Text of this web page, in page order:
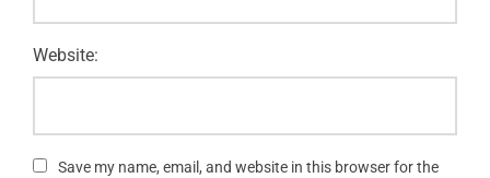
Website:
Save my name, email, and website in this browser for the